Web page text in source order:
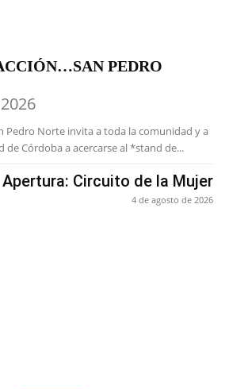
PEDRO
Pedro Norte invita a toda la comunidad y a
de Córdoba a acercarse al *stand de...
Apertura: Circuito de la Mujer
4 de agosto de 2026